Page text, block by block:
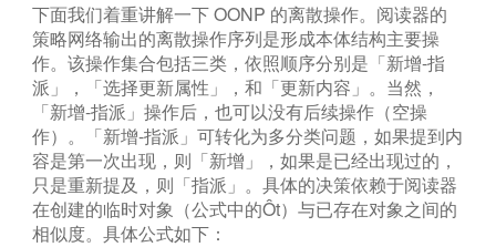
下面我们着重讲解一下 OONP 的离散操作。阅读器的
策略网络输出的离散操作序列是形成本体结构主要操
作。该操作集合包括三类，依照顺序分别是「新增-指
派」，「选择更新属性」，和「更新内容」。当然，
「新增-指派」操作后，也可以没有后续操作（空操
作）。「新增-指派」可转化为多分类问题，如果提到内
容是第一次出现，则「新增」，如果是已经出现过的，
只是重新提及，则「指派」。具体的决策依赖于阅读器
在创建的临时对象（公式中的Ôt）与已存在对象之间的
相似度。具体公式如下：